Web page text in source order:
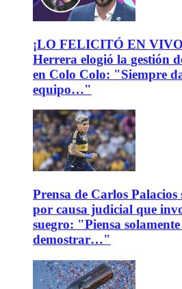
¡LO FELICITÓ EN
Herrera elogió la gestión
en Colo Colo: "Siempre
equipo…"
Prensa de Carlos Palacios
por causa judicial que
suegro: "Piensa solamente
demostrar…"